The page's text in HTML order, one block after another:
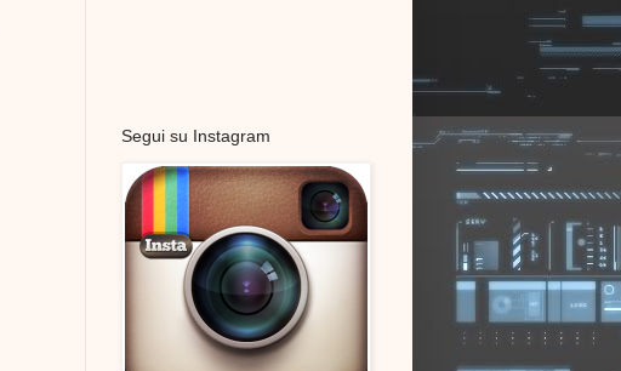
Segui su Instagram